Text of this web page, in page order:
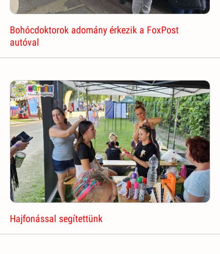
Bohócdoktorok adomány érkezik a FoxPost
autóval
Hajfonással segítettünk